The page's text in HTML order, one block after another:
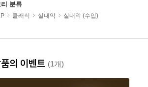
분류
클래식 실내악 실내악 (수입)
의 이벤트 (1개)